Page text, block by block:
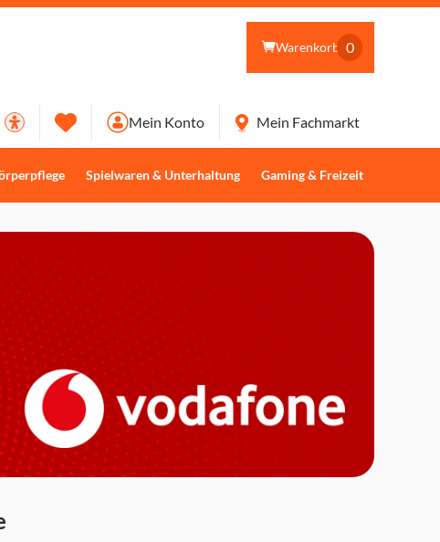
Warenkorb 0
Spielwaren & Unterhaltung Gaming & Freizeit
Mein Konto Mein Fachmarkt